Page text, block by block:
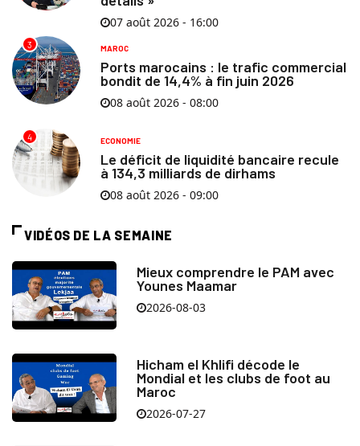
07 août 2026 - 16:00
3 MAROC
Ports marocains : le trafic commercial
bondit de 14,4% à fin juin 2026
08 août 2026 - 08:00
4 ECONOMIE
Le déficit de liquidité bancaire recule
à 134,3 milliards de dirhams
08 août 2026 - 09:00
VIDÉOS DE LA SEMAINE
Mieux comprendre le PAM avec
Younes Maamar
2026-08-03
Hicham el Khlifi décode le
Mondial et les clubs de foot au
Maroc
2026-07-27